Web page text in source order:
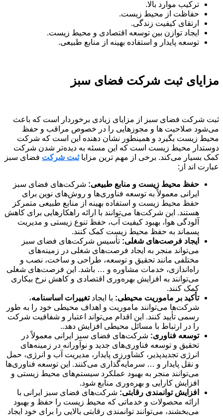
ترکیب موارد بالا.
حفاظت از محیط زیست.
ارتقای کیفیت زندگی.
ایجاد توازن بین توسعه اقتصادی و محیط زیست.
توسعه پایدار و استفاده بهینه از منابع طبیعی.
مزایای ثبت شرکت فضای سبز
ثبت شرکت فضای سبز از مزایای زیادی برخوردار است که باعث
می‌شود صلاحیت ها و مجوزهایی را در خصوص مراقب و حفظ
محیط زیست بگیرد و همینطور نشان دهنده این است که شرکت
دوستدار محیط زیست است که این مسئه به دیده‌تر شدن شرکت
کمک بسیار می‌کند. برخی از مهم ترین مزایاثبت شرکت فضای سبز
عبارت اند از:
حفظ محیط زیست و منابع طبیعی: شرکت‌های فضای سبز
ایرانی معمولاً به توسعه فناوری‌ها و روش‌های نوین برای
حفظ محیط زیست و استفاده بهینه از منابع طبیعی متمرکز
هستند. این شرکت‌ها می‌توانند با ارائه راهکارهایی برای کاهش
آلودگی هوا، بهبود کیفیت آب، حفظ تنوع زیستی و مدیریت
پسماند به حفظ محیط زیست کمک کنند.
ایجاد فرصت‌های شغلی: تأسیس شرکت‌های فضای سبز
می‌تواند منجر به ایجاد فرصت‌های شغلی در زمینه‌های
مختلفی مانند تحقیق و توسعه، طراحی و ساخت، نصب و
راه‌اندازی، خدمات مشاوره و … باشد. این فرصت‌های شغلی
می‌توانند به افزایش بهره‌وری اقتصادی و کاهش نرخ بیکاری
کمک کنند.
تأکید بر ماموریت محیطی: با ایجادتغییرات اساسنامه،
شرکت‌ها می‌توانند ماموریت و اهداف محیطی خود را به طور
رسمی تأیید کنند. این اقدام می‌تواند اعتبار و شفافیت شرکت
را در ارتباط با مسائل محیطی افزایش دهد..
توسعه فناوری: شرکت‌های فضای سبز ایرانی معمولاً در
تحقیق و توسعه فناوری‌های جدید و نوآورانه در زمینه‌های
انرژی تجدیدپذیر، کشاورزی پایدار، مدیریت آب و انرژی، حمل
و نقل پایدار و … سرمایه‌گذاری می‌کنند. این توسعه فناوری‌ها
می‌توانند منجر به بهبود عملکرد سیستم‌های محیط زیستی و
افزایش کارایی و بهره‌وری منابع شود.
افزایش توانمندی رقابتی: شرکت‌های فضای سبز ایرانی با
ارائه محصولات و خدماتی که محیط زیست را حفظ و بهبود
می‌بخشند، می‌توانند توانمندی رقابتی بالایی را برای خود ایجاد